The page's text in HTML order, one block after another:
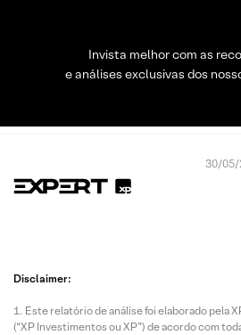
Invista melhor com as
e análises exclusivas dos
30/05/
Disclaimer:
Este relatório de análise foi elaborado pela
(“XP Investimentos ou XP”) de acordo com